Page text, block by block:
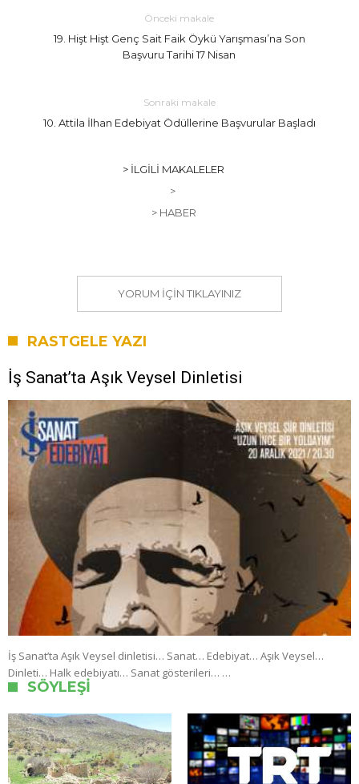
Önceki makale
19. Hişt Hişt Genç Sait Faik Öykü Yarışması’na Son
Başvuru Tarihi 17 Nisan
Sonraki makale
10. Attila İlhan Edebiyat Ödüllerine Başvurular Başladı
> İLGILI MAKALELER
>
> HABER
YORUM IÇIN TIKLAYINIZ
RASTGELE YAZI
İş Sanat’ta Aşık Veysel Dinletisi
İş Sanat’ta Aşık Veysel dinletisi… Sanat… Edebiyat… Aşık Veysel…
Dinleti… Halk edebiyatı… Sanat gösterileri… …
SÖYLEŞI